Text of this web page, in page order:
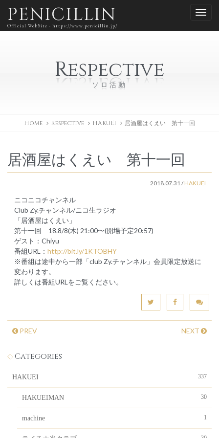
PENICILLIN
Official WebSite - https://www.penicillin.jp/
Respective
ソロ活動
Home Respective HAKUEI 居酒屋はくえい 第十一回
居酒屋はくえい 第十一回
2018.07.31/HAKUEI
ニコニコチャンネル
Club Zy.チャンネル/ニコ生ラジオ
「居酒屋はくえい」
第十一回 18.8/8(木) 21:00〜(開場予定20:57)
ゲスト：Chiyu
番組URL： http://bit.ly/1KTOBHY
※番組は途中から一部「club Zy.チャンネル」会員限定放送に
変わります。
詳しくは番組URLをご覧ください。
PREV NEXT
Categories
HAKUEI 337
HAKUEIMAN 30
machine 1